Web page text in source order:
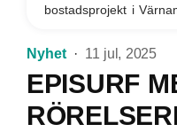
bostadsprojekt i
Nyhet 11 jul, 2025
EPISURF